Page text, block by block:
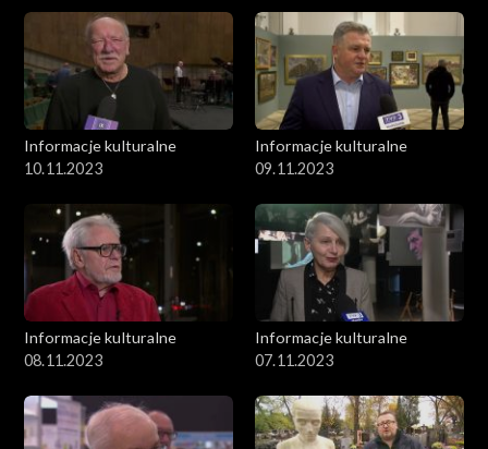
Informacje kulturalne
10.11.2023
Informacje kulturalne
09.11.2023
Informacje kulturalne
08.11.2023
Informacje kulturalne
07.11.2023